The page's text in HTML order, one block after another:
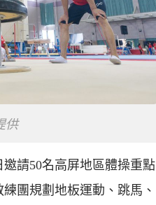
供
請50名高屏地區體操重點
團規劃地板運動、跳馬、